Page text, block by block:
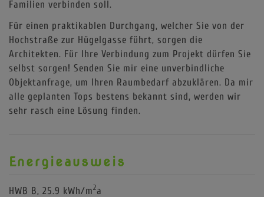
Familien verbinden soll.
Für einen praktikablen Durchgang, welcher Sie von der
Hochstraße zur Hügelgasse führt, sorgen die
Architekten. Für Ihre Verbindung zum Projekt dürfen Sie
selbst sorgen! Senden Sie mir eine unverbindliche
Objektanfrage, um Ihren Raumbedarf abzuklären. Da mir
alle geplanten Tops bestens bekannt sind, werden wir
sehr rasch eine Lösung finden.
Energieausweis
HWB B, 25.9 kWh/m2a